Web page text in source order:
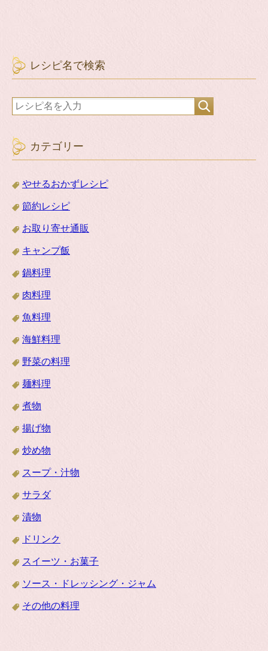
レシピ名で検索
カテゴリー
やせるおかずレシピ
節約レシピ
お取り寄せ通販
キャンプ飯
鍋料理
肉料理
魚料理
海鮮料理
野菜の料理
麺料理
煮物
揚げ物
炒め物
スープ・汁物
サラダ
漬物
ドリンク
スイーツ・お菓子
ソース・ドレッシング・ジャム
その他の料理